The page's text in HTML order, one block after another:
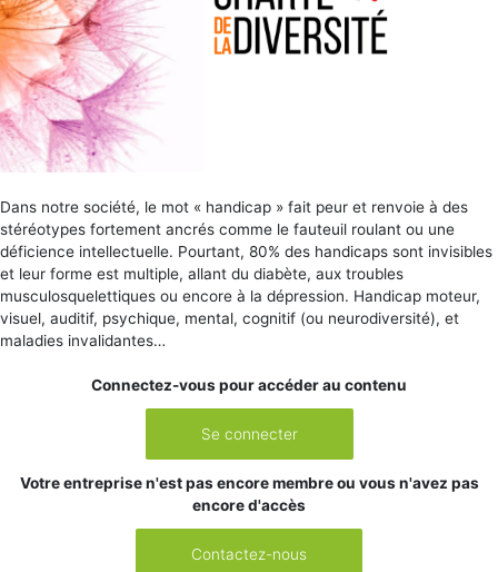
Dans notre société, le mot « handicap » fait peur et renvoie à des
stéréotypes fortement ancrés comme le fauteuil roulant ou une
déficience intellectuelle. Pourtant, 80% des handicaps sont invisibles
et leur forme est multiple, allant du diabète, aux troubles
musculosquelettiques ou encore à la dépression. Handicap moteur,
visuel, auditif, psychique, mental, cognitif (ou neurodiversité), et
maladies invalidantes…
Connectez-vous pour accéder au contenu
Se connecter
Votre entreprise n'est pas encore membre ou vous n'avez pas
encore d'accès
Contactez-nous